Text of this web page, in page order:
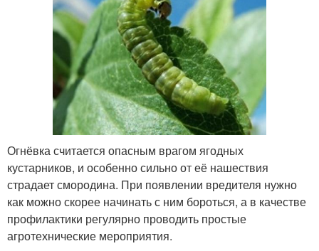
Огнёвка считается опасным врагом ягодных
кустарников, и особенно сильно от её нашествия
страдает смородина. При появлении вредителя нужно
как можно скорее начинать с ним бороться, а в качестве
профилактики регулярно проводить простые
агротехнические мероприятия.